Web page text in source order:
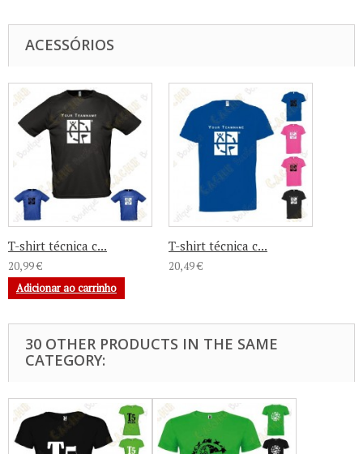
ACESSÓRIOS
T-shirt técnica c...
20,99 €
Adicionar ao carrinho
T-shirt técnica c...
20,49 €
30 OTHER PRODUCTS IN THE SAME
CATEGORY: